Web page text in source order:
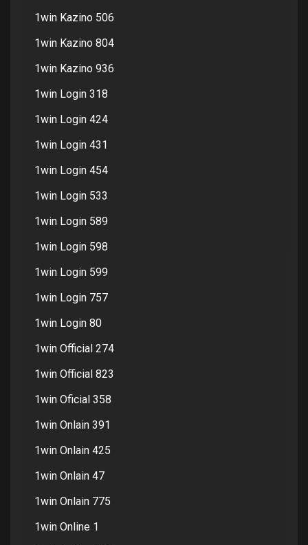
1win Kazino 506
1win Kazino 804
1win Kazino 936
1win Login 318
1win Login 424
1win Login 431
1win Login 454
1win Login 533
1win Login 589
1win Login 598
1win Login 599
1win Login 757
1win Login 80
1win Official 274
1win Official 823
1win Oficial 358
1win Onlain 391
1win Onlain 425
1win Onlain 47
1win Onlain 775
1win Online 1